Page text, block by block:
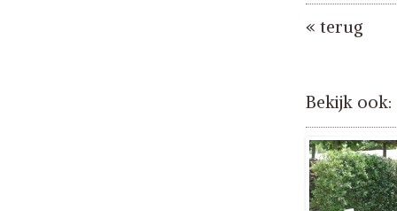
« terug
Bekijk ook: